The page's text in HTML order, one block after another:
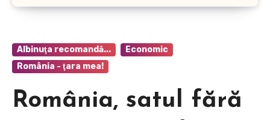
Albinuţa recomandă...
Economic
România - ţara mea!
România, satul fără